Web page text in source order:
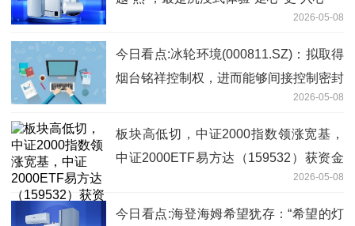
2026-05-08
今日看点:冰轮环境(000811.SZ)：拟取得
烟台铭祥控制权，进而能够间接控制密封
2026-05-08
板块高低切，中证2000指数领涨宽基，
中证2000ETF易方达（159532）获资金
2026-05-08
今日看点:海登海姆希望犹存：“希望的灯